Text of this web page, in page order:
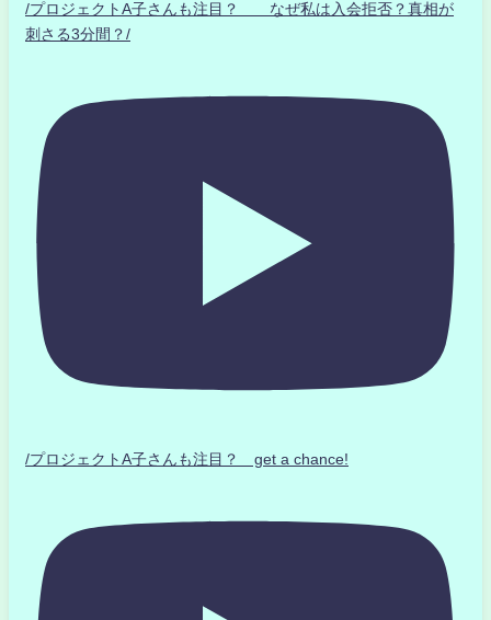
/プロジェクトA子さんも注目？ なぜ私は入会拒否？真相が
刺さる3分間？/
/プロジェクトA子さんも注目？ get a chance!